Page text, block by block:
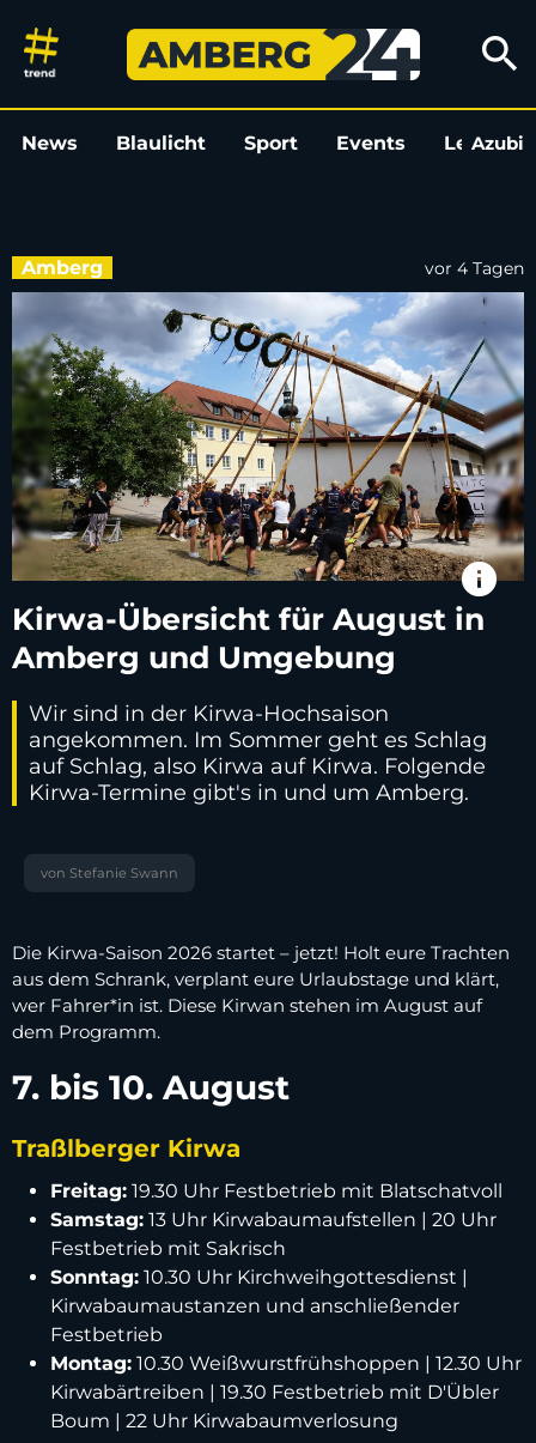
Kirwa-Übersicht für August in
search
News Blaulicht Sport Events LeoAzubi
Amberg vor 4 Tagen
info
Kirwa-Übersicht für August in
Amberg und Umgebung
Wir sind in der Kirwa-Hochsaison
angekommen. Im Sommer geht es Schlag
auf Schlag, also Kirwa auf Kirwa. Folgende
Kirwa-Termine gibt's in und um Amberg.
von Stefanie Swann
Die Kirwa-Saison 2026 startet – jetzt! Holt eure Trachten
aus dem Schrank, verplant eure Urlaubstage und klärt,
wer Fahrer*in ist. Diese Kirwan stehen im August auf
dem Programm.
7. bis 10. August
Traßlberger Kirwa
Freitag: 19.30 Uhr Festbetrieb mit Blatschatvoll
Samstag: 13 Uhr Kirwabaumaufstellen | 20 Uhr
Festbetrieb mit Sakrisch
Sonntag: 10.30 Uhr Kirchweihgottesdienst |
Kirwabaumaustanzen und anschließender
Festbetrieb
Montag: 10.30 Weißwurstfrühshoppen | 12.30 Uhr
Kirwabärtreiben | 19.30 Festbetrieb mit D'Übler
Boum | 22 Uhr Kirwabaumverlosung